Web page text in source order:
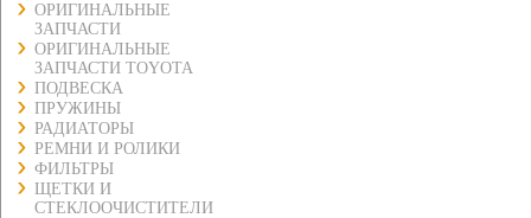
ОРИГИНАЛЬНЫЕ
ЗАПЧАСТИ
ОРИГИНАЛЬНЫЕ
ЗАПЧАСТИ TOYOTA
ПОДВЕСКА
ПРУЖИНЫ
РАДИАТОРЫ
РЕМНИ И РОЛИКИ
ФИЛЬТРЫ
ЩЕТКИ И
СТЕКЛООЧИСТИТЕЛИ